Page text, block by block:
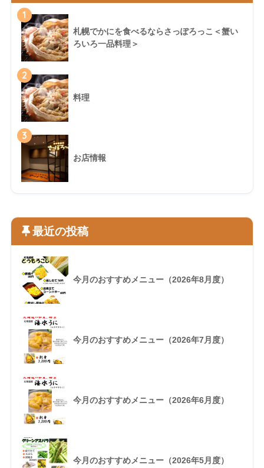
1
札幌でかにを食べるならさっぽろっこ＜蟹い
ろいろ一品料理＞
2
料理
3
お店情報
最近の投稿
今月のおすすめメニュー（2026年8月度）
今月のおすすめメニュー（2026年7月度）
今月のおすすめメニュー（2026年6月度）
今月のおすすめメニュー（2026年5月度）